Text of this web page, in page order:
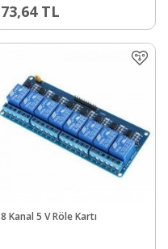
73,64TL
8 Kanal 5 V Röle Kartı